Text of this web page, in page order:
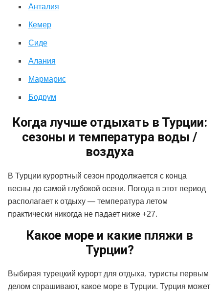
Анталия
Кемер
Сиде
Алания
Мармарис
Бодрум
Когда лучше отдыхать в Турции:
сезоны и температура воды /
воздуха
В Турции курортный сезон продолжается с конца
весны до самой глубокой осени. Погода в этот период
располагает к отдыху — температура летом
практически никогда не падает ниже +27.
Какое море и какие пляжи в
Турции?
Выбирая турецкий курорт для отдыха, туристы первым
делом спрашивают, какое море в Турции. Турция может